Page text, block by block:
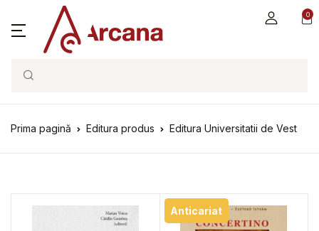
0
Search
Prima pagină Editura produs Editura Universitatii de Vest
Anticariat